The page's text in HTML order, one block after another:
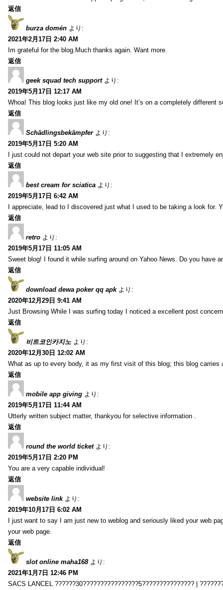
返信
burza domén より:
2021年2月17日 2:40 AM
Im grateful for the blog.Much thanks again. Want more.
返信
geek squad tech support より:
2019年5月17日 12:17 AM
Whoa! This blog looks just like my old one! It’s on a completely
返信
Schädlingsbekämpfer より:
2019年5月17日 5:20 AM
I just could not depart your web site prior to suggesting that I extremely
返信
best cream for sciatica より:
2019年5月17日 6:42 AM
I appreciate, lead to I discovered just what I used to be taking a look for.
返信
retro より:
2019年5月17日 11:05 AM
Sweet blog! I found it while surfing around on Yahoo News. Do you have
返信
download dewa poker qq apk より:
2020年12月29日 9:41 AM
Just Browsing While I was surfing today I noticed a excellent post
返信
비트코인카지노 より:
2020年12月30日 12:02 AM
What as up to every body, it as my first visit of this blog; this blog carries
返信
mobile app giving より:
2019年5月17日 11:44 AM
Utterly written subject matter, thankyou for selective information .
返信
round the world ticket より:
2019年5月17日 2:20 PM
You are a very capable individual!
返信
website link より:
2019年10月17日 6:02 AM
I just want to say I am just new to weblog and seriously liked your web
your web page.
返信
slot online maha168 より:
2021年1月7日 12:46 PM
SACS LANCEL ??????30????????????????5??????????????? |